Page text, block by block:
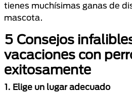
tienes muchísimas ganas de
mascota.
5 Consejos
vacaciones con
exitosamente
1. Elige un lugar adecuado